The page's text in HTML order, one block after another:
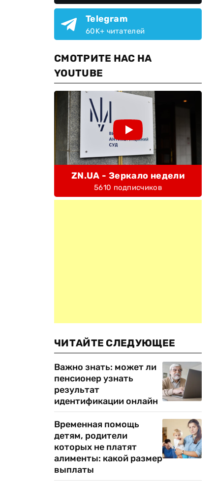
Telegram
60K+ читателей
СМОТРИТЕ НАС НА
YOUTUBE
ZN.UA - Зеркало недели
5610 подписчиков
ЧИТАЙТЕ СЛЕДУЮЩЕЕ
Важно знать: может ли
пенсионер узнать
результат
идентификации онлайн
Временная помощь
детям, родители
которых не платят
алименты: какой размер
выплаты